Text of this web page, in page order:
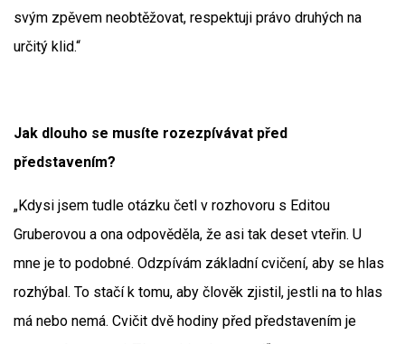
svým zpěvem neobtěžovat, respektuji právo druhých na
určitý klid.“
Jak dlouho se musíte rozezpívávat před
představením?
„Kdysi jsem tudle otázku četl v rozhovoru s Editou
Gruberovou a ona odpověděla, že asi tak deset vteřin. U
mne je to podobné. Odzpívám základní cvičení, aby se hlas
rozhýbal. To stačí k tomu, aby člověk zjistil, jestli na to hlas
má nebo nemá. Cvičit dvě hodiny před představením je